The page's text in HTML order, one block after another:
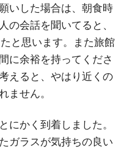
いした場合は、朝食時
の会話を聞いてると、
と思います。また旅館
に余裕を持ってくださ
えると、やはり近くの
ません。
にかく到着しました。
ガラスが気持ちの良い